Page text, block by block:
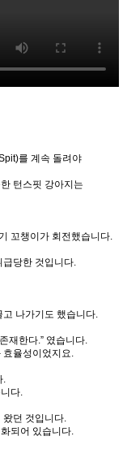
를 계속 돌려야
턴스핏 강아지는
꼬챙이가 회전했습니다.
당한 것입니다.
나가기도 했습니다.
재한다.” 였습니다.
율성이었지요.
다.
왔던 것입니다.
되어 있습니다.